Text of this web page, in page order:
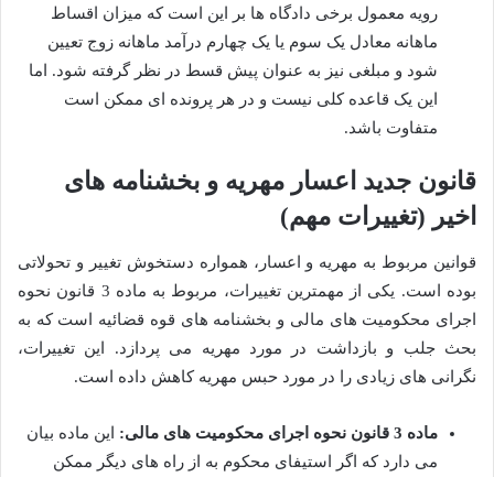
رویه معمول برخی دادگاه ها بر این است که میزان اقساط
ماهانه معادل یک سوم یا یک چهارم درآمد ماهانه زوج تعیین
شود و مبلغی نیز به عنوان پیش قسط در نظر گرفته شود. اما
این یک قاعده کلی نیست و در هر پرونده ای ممکن است
متفاوت باشد.
قانون جدید اعسار مهریه و بخشنامه های
اخیر (تغییرات مهم)
قوانین مربوط به مهریه و اعسار، همواره دستخوش تغییر و تحولاتی
بوده است. یکی از مهمترین تغییرات، مربوط به ماده 3 قانون نحوه
اجرای محکومیت های مالی و بخشنامه های قوه قضائیه است که به
بحث جلب و بازداشت در مورد مهریه می پردازد. این تغییرات،
نگرانی های زیادی را در مورد حبس مهریه کاهش داده است.
ماده 3 قانون نحوه اجرای محکومیت های مالی:
این ماده بیان
می دارد که اگر استیفای محکوم به از راه های دیگر ممکن